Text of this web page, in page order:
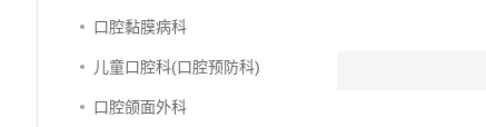
口腔黏膜病科
儿童口腔科(口腔预防科)
口腔颌面外科